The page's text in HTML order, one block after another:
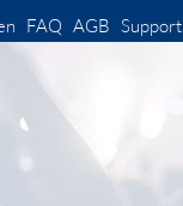
FAQ AGB Support